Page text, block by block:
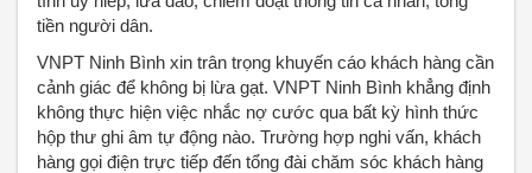
tiền người dân.
VNPT Ninh Bình xin trân trọng khuyến cáo khách hàng cần
cảnh giác để không bị lừa gạt. VNPT Ninh Bình khẳng định
không thực hiện việc nhắc nợ cước qua bất kỳ hình thức
hộp thư ghi âm tự động nào. Trường hợp nghi vấn, khách
hàng gọi điện trực tiếp đến tổng đài chăm sóc khách hàng